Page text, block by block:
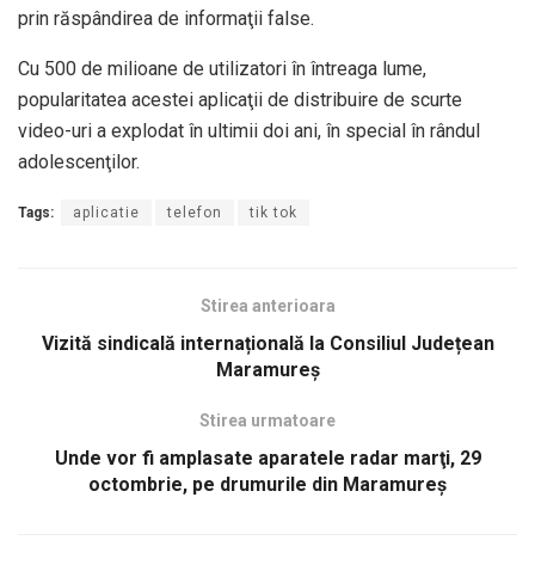
prin răspândirea de informaţii false.
Cu 500 de milioane de utilizatori în întreaga lume,
popularitatea acestei aplicaţii de distribuire de scurte
video-uri a explodat în ultimii doi ani, în special în rândul
adolescenţilor.
Tags: aplicatie telefon tik tok
Stirea anterioara
Vizită sindicală internațională la Consiliul Județean
Maramureș
Stirea urmatoare
Unde vor fi amplasate aparatele radar marţi, 29
octombrie, pe drumurile din Maramureş